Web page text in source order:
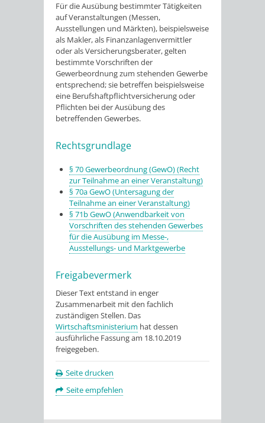
Für die Ausübung bestimmter Tätigkeiten
auf Veranstaltungen (Messen,
Ausstellungen und Märkten), beispielsweise
als Makler, als Finanzanlagenvermittler
oder als Versicherungsberater, gelten
bestimmte Vorschriften der
Gewerbeordnung zum stehenden Gewerbe
entsprechend; sie betreffen beispielsweise
eine Berufshaftpflichtversicherung oder
Pflichten bei der Ausübung des
betreffenden Gewerbes.
Rechtsgrundlage
§ 70 Gewerbeordnung (GewO) (Recht
zur Teilnahme an einer Veranstaltung)
§ 70a GewO (Untersagung der
Teilnahme an einer Veranstaltung)
§ 71b GewO (Anwendbarkeit von
Vorschriften des stehenden Gewerbes
für die Ausübung im Messe-,
Ausstellungs- und Marktgewerbe
Freigabevermerk
Dieser Text entstand in enger
Zusammenarbeit mit den fachlich
zuständigen Stellen. Das
Wirtschaftsministerium hat dessen
ausführliche Fassung am 18.10.2019
freigegeben.
Seite drucken
Seite empfehlen